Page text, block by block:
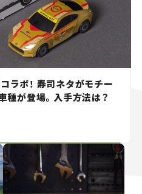
ラボ！ 寿司ネタがモチー
種が登場。入手方法は？